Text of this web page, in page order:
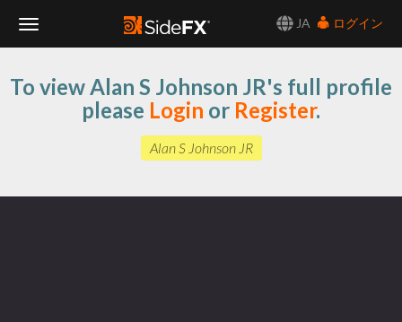
JA
ログイン
Navigation
To view Alan S Johnson JR's full profile
please Login or Register.
Alan S Johnson JR